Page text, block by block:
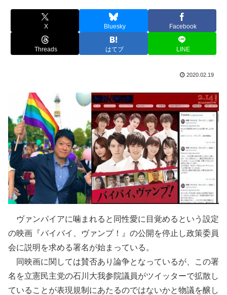
X Bluesky Facebook
Threads はてブ LINE
2020.02.19
ヴァンパイアに噛まれると同性愛に目覚めるという設定
の映画『バイバイ、ヴァンプ！』の公開を停止し政策委員
会に説明を求める署名が始まっている。
同映画に関しては賛否あり論争となっているが、この署
名を立憲民主党の石川大我参院議員がツイッターで拡散し
ていることが表現規制にあたるのではないかと物議を醸し